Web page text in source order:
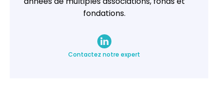
fondations.
Contactez notre expert